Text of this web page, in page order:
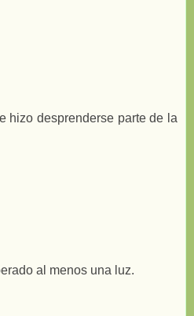
hizo desprenderse parte de la
al menos una luz.